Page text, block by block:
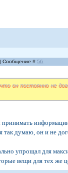
| Сообщение #56
он постоянно не
принимать
так думаю, он и не
упрощал для
вещи для тех же